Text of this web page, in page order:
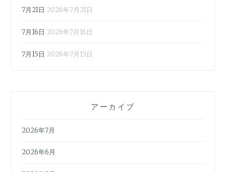
7月21日 2026年7月21日
7月16日 2026年7月16日
7月15日 2026年7月15日
アーカイブ
2026年7月
2026年6月